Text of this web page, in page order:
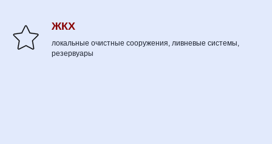
ЖКХ
локальные очистные сооружения, ливневые системы,
резервуары